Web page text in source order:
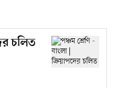
চলিত